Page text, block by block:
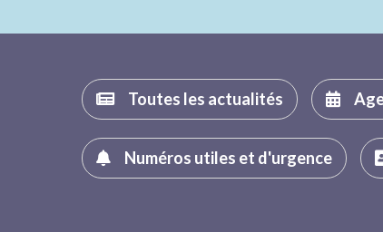
Toutes les actualités
Numéros utiles et d'urgence